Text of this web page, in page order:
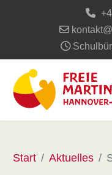
Start Aktuelles